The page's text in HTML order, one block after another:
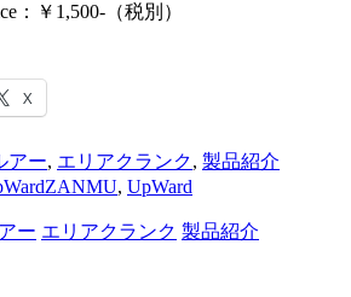
：￥1,500-（税別）
X
アー, エリアクランク, 製品紹介
, UpWard
ー エリアクランク 製品紹介